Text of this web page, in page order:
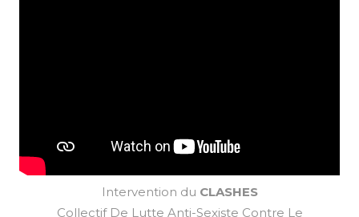
Intervention du CLASHES
Collectif De Lutte Anti-Sexiste Contre Le